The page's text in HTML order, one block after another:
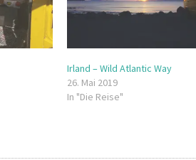
Irland – Wild Atlantic Way
26. Mai 2019
In "Die Reise"